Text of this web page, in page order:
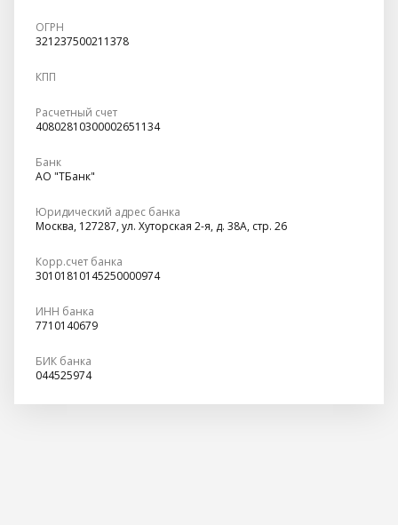
ОГРН
321237500211378
КПП
Расчетный счет
40802810300002651134
Банк
АО "ТБанк"
Юридический адрес банка
Москва, 127287, ул. Хуторская 2-я, д. 38А, стр. 26
Корр.счет банка
30101810145250000974
ИНН банка
7710140679
БИК банка
044525974